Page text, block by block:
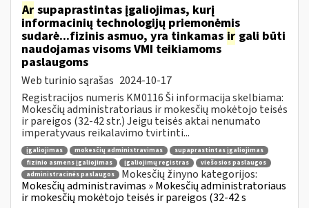
Ar supaprastintas įgaliojimas, kurį
informacinių technologijų priemonėmis
sudarė...fizinis asmuo, yra tinkamas ir gali būti
naudojamas visoms VMI teikiamoms
paslaugoms
Web turinio sąrašas 2024-10-17
Registracijos numeris KM0116 Ši informacija skelbiama:
Mokesčių administratoriaus ir mokesčių mokėtojo teisės
ir pareigos (32-42 str.) Jeigu teisės aktai nenumato
imperatyvaus reikalavimo tvirtinti...
įgaliojimas mokesčių administravimas
supaprastintas įgaliojimas
fizinio asmens įgaliojimas
įgaliojimų registras
viešosios paslaugos
administracinės paslaugos
Mokesčių žinyno kategorijos:
Mokesčių administravimas » Mokesčių administratoriaus
ir mokesčių mokėtojo teisės ir pareigos (32-42 s